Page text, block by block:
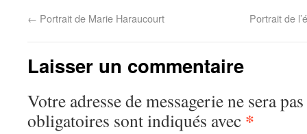
← Portrait de Marie Haraucourt Portrait de
Laisser un commentaire
Votre adresse de messagerie ne sera
obligatoires sont indiqués avec *